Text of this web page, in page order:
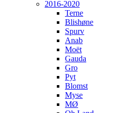
2016-2020
Terne
Blishøne
Spurv
Anab
Moët
Gauda
Gro
Pyt
Blomst
Myse
MØ